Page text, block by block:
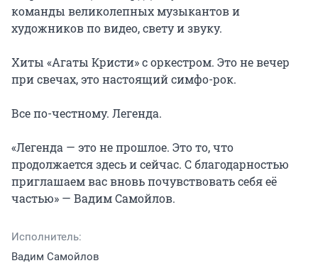
команды великолепных музыкантов и
художников по видео, свету и звуку.
Хиты «Агаты Кристи» с оркестром. Это не вечер
при свечах, это настоящий симфо-рок.
Все по-честному. Легенда.
«Легенда — это не прошлое. Это то, что
продолжается здесь и сейчас. С благодарностью
приглашаем вас вновь почувствовать себя её
частью» — Вадим Самойлов.
Исполнитель:
Вадим Самойлов